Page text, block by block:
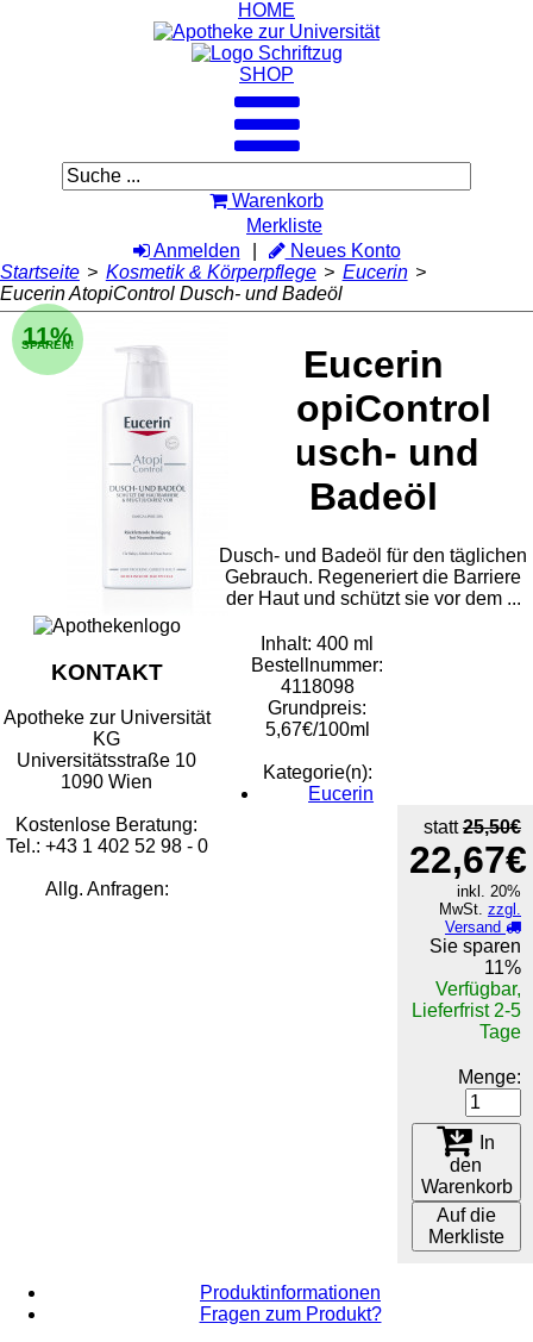
HOME
SHOP
Warenkorb
Merkliste
Anmelden
Neues Konto
Startseite > Kosmetik & Körperpflege > Eucerin >
Eucerin AtopiControl Dusch- und Badeöl
Eucerin
AtopiControl
Dusch- und
Badeöl
11%
SPAREN!
Dusch- und Badeöl für den täglichen
Gebrauch. Regeneriert die Barriere
der Haut und schützt sie vor dem ...
Inhalt: 400 ml
Bestellnummer:
4118098
Grundpreis:
5,67€/100ml
Kategorie(n):
Eucerin
statt25,50€
22,67€
inkl. 20%
MwSt. zzgl.
Versand
Sie sparen
11%
Verfügbar,
Lieferfrist 2-5
Tage
Menge:
In
den
Warenkorb
Auf die
Merkliste
Produktinformationen
Fragen zum Produkt?
KONTAKT
Apotheke zur Universität
KG
Universitätsstraße 10
1090 Wien
Kostenlose Beratung:
Tel.: +43 1 402 52 98 - 0
Allg. Anfragen: